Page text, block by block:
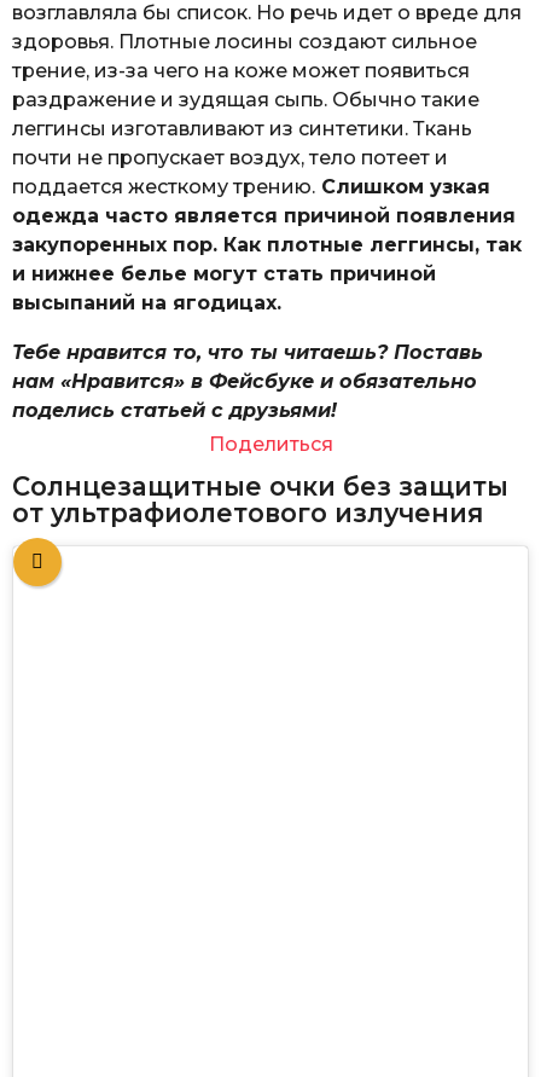
возглавляла бы список. Но речь идет о вреде для
здоровья. Плотные лосины создают сильное
трение, из-за чего на коже может появиться
раздражение и зудящая сыпь. Обычно такие
леггинсы изготавливают из синтетики. Ткань
почти не пропускает воздух, тело потеет и
поддается жесткому трению. Слишком узкая
одежда часто является причиной появления
закупоренных пор. Как плотные леггинсы, так
и нижнее белье могут стать причиной
высыпаний на ягодицах.
Тебе нравится то, что ты читаешь? Поставь
нам «Нравится» в Фейсбуке и обязательно
поделись статьей с друзьями!
Поделиться
Солнцезащитные очки без защиты
от ультрафиолетового излучения